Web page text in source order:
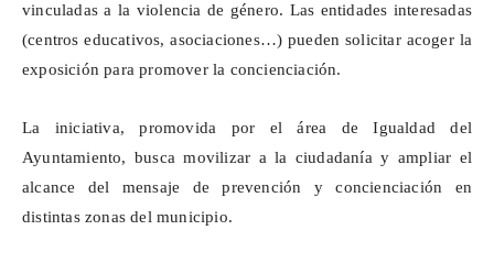
vinculadas a la violencia de género. Las entidades interesadas
(centros educativos, asociaciones…) pueden solicitar acoger la
exposición para promover la concienciación.
La iniciativa, promovida por el área de Igualdad del
Ayuntamiento, busca movilizar a la ciudadanía y ampliar el
alcance del mensaje de prevención y concienciación en
distintas zonas del municipio.